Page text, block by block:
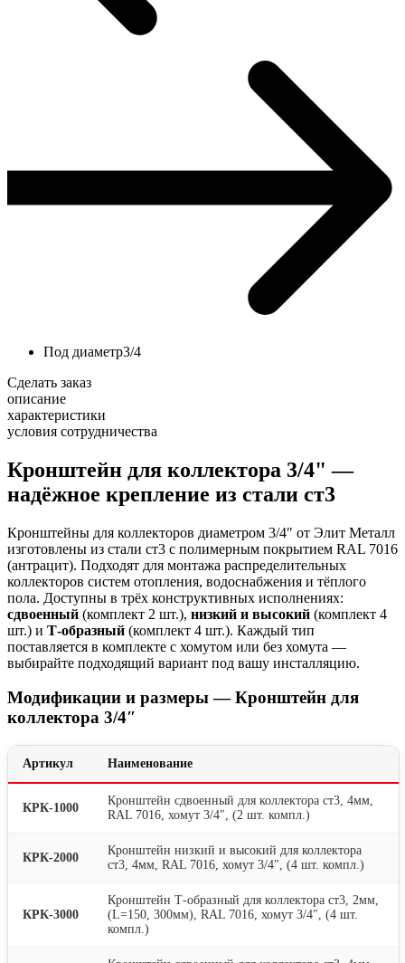
Под диаметр3/4
Сделать заказ
описание
характеристики
условия сотрудничества
Кронштейн для коллектора 3/4" —
надёжное крепление из стали ст3
Кронштейны для коллекторов диаметром 3/4″ от Элит Металл
изготовлены из стали ст3 с полимерным покрытием RAL 7016
(антрацит). Подходят для монтажа распределительных
коллекторов систем отопления, водоснабжения и тёплого
пола. Доступны в трёх конструктивных исполнениях:
сдвоенный (комплект 2 шт.), низкий и высокий (комплект 4
шт.) и Т-образный (комплект 4 шт.). Каждый тип
поставляется в комплекте с хомутом или без хомута —
выбирайте подходящий вариант под вашу инсталляцию.
Модификации и размеры — Кронштейн для
коллектора 3/4″
Артикул Наименование
КРК-1000
Кронштейн сдвоенный для коллектора ст3, 4мм,
RAL 7016, хомут 3/4″, (2 шт. компл.)
КРК-2000
Кронштейн низкий и высокий для коллектора
ст3, 4мм, RAL 7016, хомут 3/4″, (4 шт. компл.)
КРК-3000
Кронштейн Т-образный для коллектора ст3, 2мм,
(L=150, 300мм), RAL 7016, хомут 3/4″, (4 шт.
компл.)